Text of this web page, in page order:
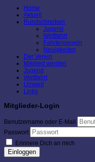
Home
Aktuell
Rundschreiben
Jugend
Wettfahrt
Fahrtensegeln
Neuigkeiten
Der Verein
Mitglied werden
Jugend
Wettfahrt
Umwelt
Links
Mitglieder-Login
Benutzername oder E-Mail
Passwort
Erinnere Dich an mich
Einloggen